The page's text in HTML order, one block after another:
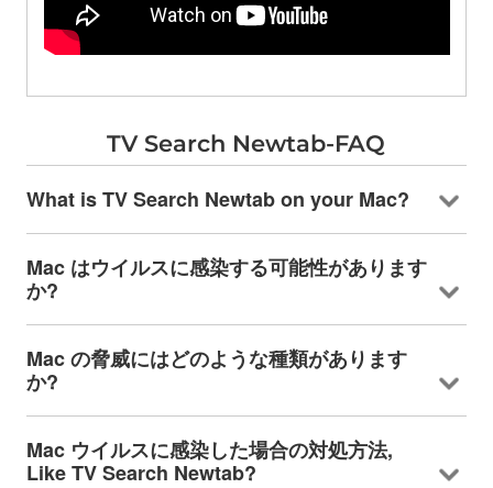
TV Search Newtab-FAQ
What is TV Search Newtab on your Mac?
Mac はウイルスに感染する可能性があります
か?
Mac の脅威にはどのような種類があります
か?
Mac ウイルスに感染した場合の対処方法,
Like TV Search Newtab?